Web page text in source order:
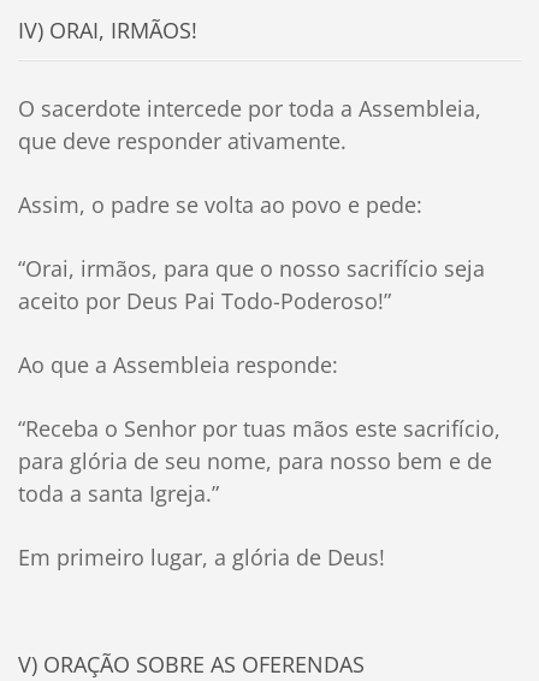
IV) ORAI, IRMÃOS!
O sacerdote intercede por toda a Assembleia,
que deve responder ativamente.
Assim, o padre se volta ao povo e pede:
“Orai, irmãos, para que o nosso sacrifício seja
aceito por Deus Pai Todo-Poderoso!”
Ao que a Assembleia responde:
“Receba o Senhor por tuas mãos este sacrifício,
para glória de seu nome, para nosso bem e de
toda a santa Igreja.”
Em primeiro lugar, a glória de Deus!
V) ORAÇÃO SOBRE AS OFERENDAS